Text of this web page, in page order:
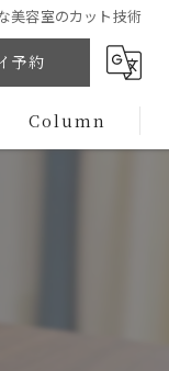
美容室のカット技術
予約
Column